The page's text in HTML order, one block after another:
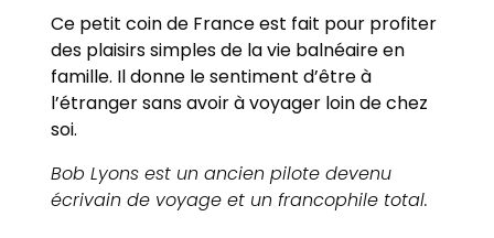
Ce petit coin de France est fait pour profiter
des plaisirs simples de la vie balnéaire en
famille. Il donne le sentiment d’être à
l’étranger sans avoir à voyager loin de chez
soi.
Bob Lyons est un ancien pilote devenu
écrivain de voyage et un francophile total.